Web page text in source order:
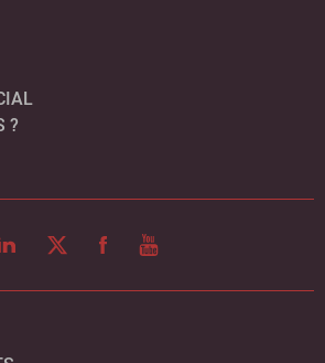
?
TWITTERFACEBOOK
YOUTUBE